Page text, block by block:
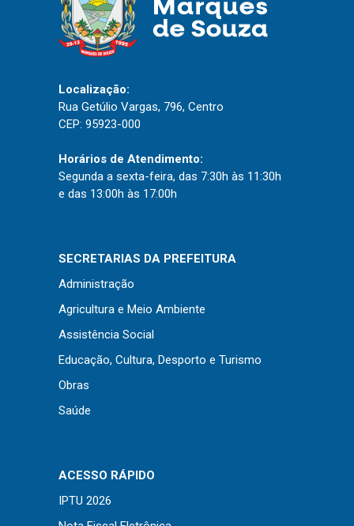
Localização:
Rua Getúlio Vargas, 796, Centro
CEP: 95923-000
Horários de Atendimento:
Segunda a sexta-feira, das 7:30h às 11:30h
e das 13:00h às 17:00h
SECRETARIAS DA PREFEITURA
Administração
Agricultura e Meio Ambiente
Assistência Social
Educação, Cultura, Desporto e Turismo
Obras
Saúde
ACESSO RÁPIDO
IPTU 2026